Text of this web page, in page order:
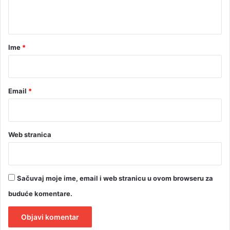
rIme *
Email *
Web stranica
Sačuvaj moje ime, email i web stranicu u ovom browseru za
buduće komentare.